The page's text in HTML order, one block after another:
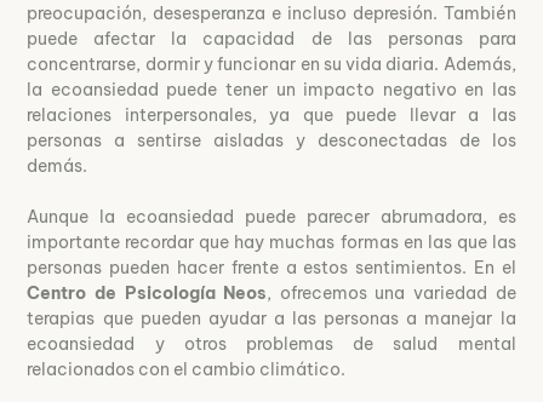
preocupación, desesperanza e incluso depresión. También
puede afectar la capacidad de las personas para
concentrarse, dormir y funcionar en su vida diaria. Además,
la ecoansiedad puede tener un impacto negativo en las
relaciones interpersonales, ya que puede llevar a las
personas a sentirse aisladas y desconectadas de los
demás.
Aunque la ecoansiedad puede parecer abrumadora, es
importante recordar que hay muchas formas en las que las
personas pueden hacer frente a estos sentimientos. En el
Centro de Psicología Neos, ofrecemos una variedad de
terapias que pueden ayudar a las personas a manejar la
ecoansiedad y otros problemas de salud mental
relacionados con el cambio climático.